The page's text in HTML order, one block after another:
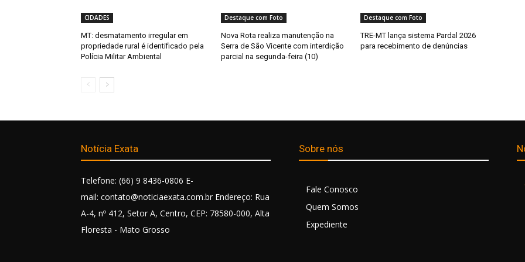
CIDADES
MT: desmatamento irregular em
propriedade rural é identificado pela
Polícia Militar Ambiental
Destaque com Foto
Nova Rota realiza manutenção na
Serra de São Vicente com interdição
parcial na segunda-feira (10)
Destaque com Foto
TRE-MT lança sistema Pardal 2026
para recebimento de denúncias
Notícia Exata
Telefone: (66) 9 8436-0806 E-
mail: contato@noticiaexata.com.br Endereço: Rua
A-4, nº 412, Setor A, Centro, CEP: 78580-000, Alta
Floresta - Mato Grosso
Sobre nós
Fale Conosco
Quem Somos
Expediente